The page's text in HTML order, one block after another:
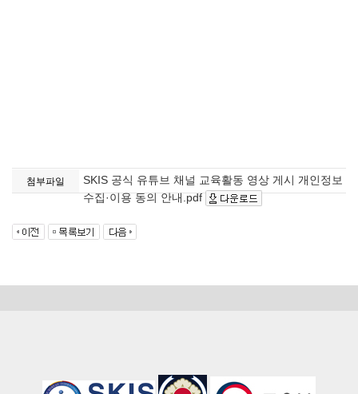
첨부파일
SKIS 공식 유튜브 채널 교육활동 영상 게시 개인정보
수집·이용 동의 안내.pdf